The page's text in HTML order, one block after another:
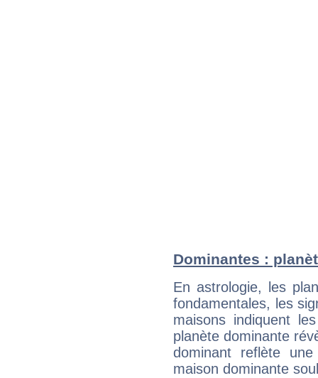
Dominantes :
En astrologie, les
fondamentales, les
maisons indiquent
planète dominante
dominant reflète
maison dominante